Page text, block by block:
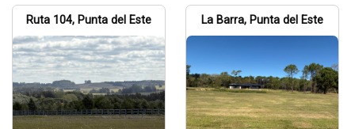
Ruta 104, Punta del Este La Barra, Punta del Este